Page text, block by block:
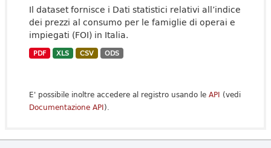
Il dataset fornisce i Dati statistici relativi all’indice
dei prezzi al consumo per le famiglie di operai e
impiegati (FOI) in Italia.
PDF XLS CSV ODS
E' possibile inoltre accedere al registro usando le API (vedi
Documentazione API).